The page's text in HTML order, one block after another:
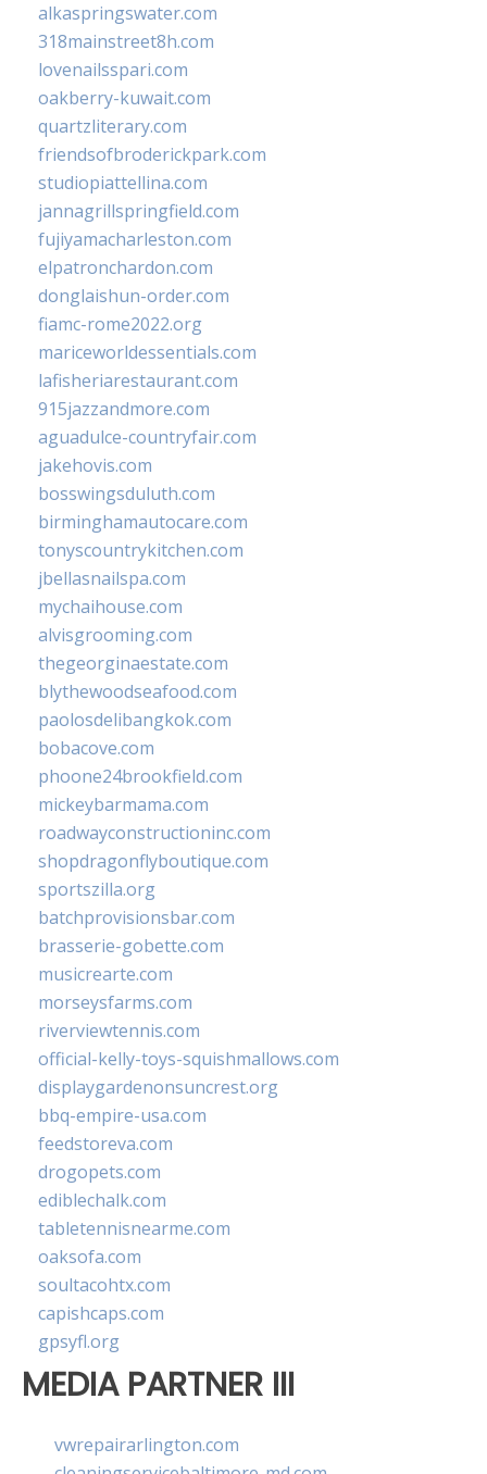
alkaspringswater.com
318mainstreet8h.com
lovenailsspari.com
oakberry-kuwait.com
quartzliterary.com
friendsofbroderickpark.com
studiopiattellina.com
jannagrillspringfield.com
fujiyamacharleston.com
elpatronchardon.com
donglaishun-order.com
fiamc-rome2022.org
mariceworldessentials.com
lafisheriarestaurant.com
915jazzandmore.com
aguadulce-countryfair.com
jakehovis.com
bosswingsduluth.com
birminghamautocare.com
tonyscountrykitchen.com
jbellasnailspa.com
mychaihouse.com
alvisgrooming.com
thegeorginaestate.com
blythewoodseafood.com
paolosdelibangkok.com
bobacove.com
phoone24brookfield.com
mickeybarmama.com
roadwayconstructioninc.com
shopdragonflyboutique.com
sportszilla.org
batchprovisionsbar.com
brasserie-gobette.com
musicrearte.com
morseysfarms.com
riverviewtennis.com
official-kelly-toys-squishmallows.com
displaygardenonsuncrest.org
bbq-empire-usa.com
feedstoreva.com
drogopets.com
ediblechalk.com
tabletennisnearme.com
oaksofa.com
soultacohtx.com
capishcaps.com
gpsyfl.org
MEDIA PARTNER III
vwrepairarlington.com